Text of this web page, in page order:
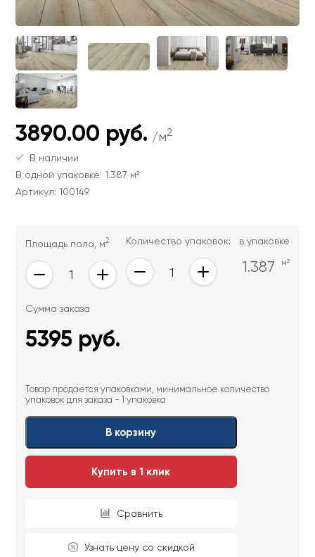
ОТПРАВИТЬ
Ваши данные не будут переданы третьим
лицам
Ваши данные не будут переданы третьим
лицам
Ваши данные не будут переданы третьим
лицам
3890.00 руб. /м2
В наличии
В одной упаковке: 1.387 м²
Артикул: 100149
Площадь пола, м2 Количество упаковок: в упаковке
1.387 м²
Сумма заказа
5395 руб.
Товар продается упаковками, минимальное количество
упаковок для заказа - 1 упаковка
В корзину
Купить в 1 клик
Сравнить
Узнать цену со скидкой